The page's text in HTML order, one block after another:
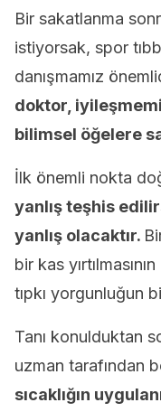
Bir sakatlanma
istiyorsak, spor
danışmamız
doktor,
bilimsel öğelere
İlk önemli nokta
yanlış teşhis
yanlış olacaktır.
bir kas
tıpkı yorgunluğun
Tanı konulduktan
uzman tarafından
sıcaklığın